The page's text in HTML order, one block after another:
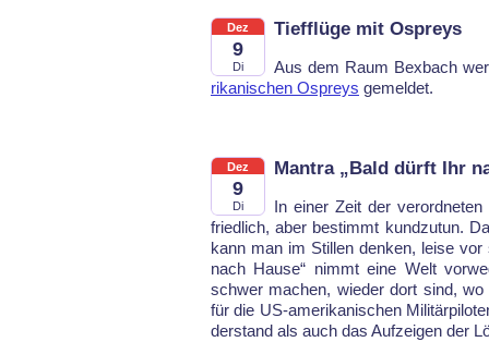
Dez
9
Di
Tiefflüge mit Ospreys
Aus dem Raum Bex­bach
ri­ka­ni­schen Ospreys ge­mel­det.
Dez
9
Di
Mantra „Bald dürft Ihr
In ei­ner Zeit der
fried­lich, aber be­stimmt kund­zu­tun.
kann man im Stil­len den­ken, lei­se
nach Hau­se“ nimmt ei­ne Welt
schwer ma­chen, wie­der dort sind,
für die US-ame­ri­ka­ni­schen
der­stand als auch das Auf­zei­gen der